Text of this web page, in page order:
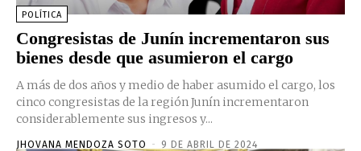
POLÍTICA
Congresistas de Junín incrementaron sus
bienes desde que asumieron el cargo
A más de dos años y medio de haber asumido el cargo, los
cinco congresistas de la región Junín incrementaron
considerablemente sus ingresos y...
JHOVANA MENDOZA SOTO - 9 DE ABRIL DE 2024